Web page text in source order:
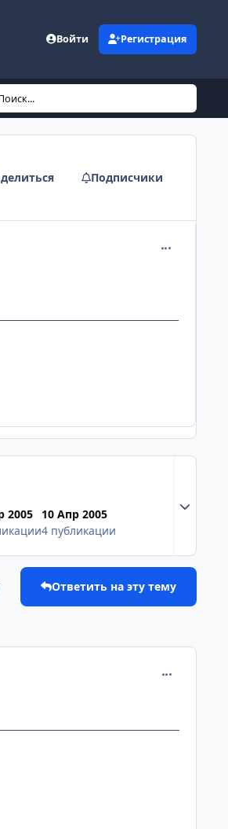
Войти Регистрация
Подписчики
2005
10 Апр 2005
4 публикации
Ответить на эту тему